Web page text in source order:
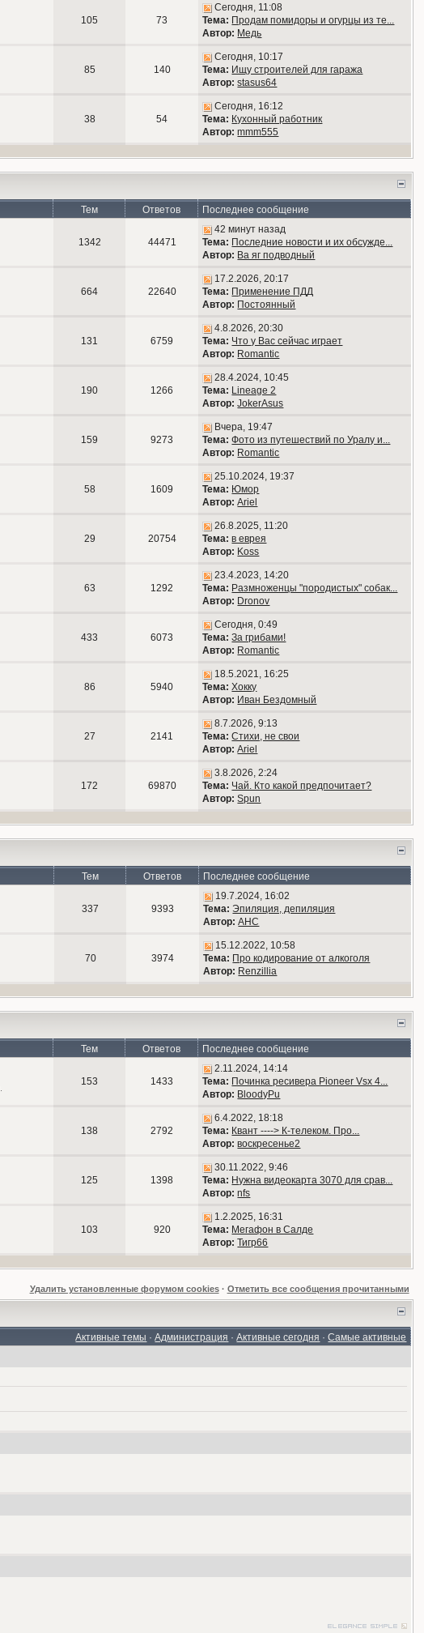
105 73
Сегодня, 11:08
Тема: Продам помидоры и огурцы из те...
Автор: Медь
85 140
Сегодня, 10:17
Тема: Ищу строителей для гаража
Автор: stasus64
38 54
Сегодня, 16:12
Тема: Кухонный работник
Автор: mmm555
Тем Ответов Последнее сообщение
1342 44471
42 минут назад
Тема: Последние новости и их обсужде...
Автор: Ва яг подводный
664 22640
17.2.2026, 20:17
Тема: Применение ПДД
Автор: Постоянный
131 6759
4.8.2026, 20:30
Тема: Что у Вас сейчас играет
Автор: Romantic
190 1266
28.4.2024, 10:45
Тема: Lineage 2
Автор: JokerAsus
159 9273
Вчера, 19:47
Тема: Фото из путешествий по Уралу и...
Автор: Romantic
58 1609
25.10.2024, 19:37
Тема: Юмор
Автор: Ariel
29 20754
26.8.2025, 11:20
Тема: в еврея
Автор: Koss
63 1292
23.4.2023, 14:20
Тема: Размноженцы "породистых" собак...
Автор: Dronov
433 6073
Сегодня, 0:49
Тема: За грибами!
Автор: Romantic
86 5940
18.5.2021, 16:25
Тема: Хокку
Автор: Иван Бездомный
27 2141
8.7.2026, 9:13
Тема: Стихи, не свои
Автор: Ariel
172 69870
3.8.2026, 2:24
Тема: Чай. Кто какой предпочитает?
Автор: Spun
Тем Ответов Последнее сообщение
337 9393
19.7.2024, 16:02
Тема: Эпиляция, депиляция
Автор: АНС
70 3974
15.12.2022, 10:58
Тема: Про кодирование от алкоголя
Автор: Renzillia
Тем Ответов Последнее сообщение
153 1433
2.11.2024, 14:14
Тема: Починка ресивера Pioneer Vsx 4...
Автор: BloodyPu
138 2792
6.4.2022, 18:18
Тема: Квант ----> К-телеком. Про...
Автор: воскресенье2
125 1398
30.11.2022, 9:46
Тема: Нужна видеокарта 3070 для срав...
Автор: nfs
103 920
1.2.2025, 16:31
Тема: Мегафон в Салде
Автор: Тигр66
Удалить установленные форумом cookies· Отметить все сообщения прочитанными
Активные темы ·Администрация ·Активные сегодня ·Самые активные